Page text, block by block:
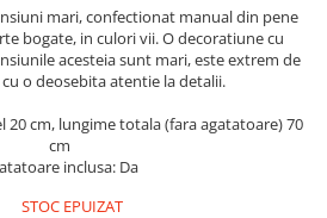
mari, confectionat manual din pene
bogate, in culori vii. O decoratiune cu
acesteia sunt mari, este extrem de
o deosebita atentie la detalii.
20 cm, lungime totala (fara agatatoare) 70
cm
inclusa: Da
STOC EPUIZAT